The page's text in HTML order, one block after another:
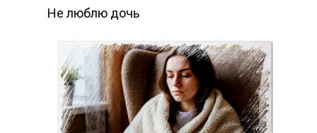
Не люблю дочь